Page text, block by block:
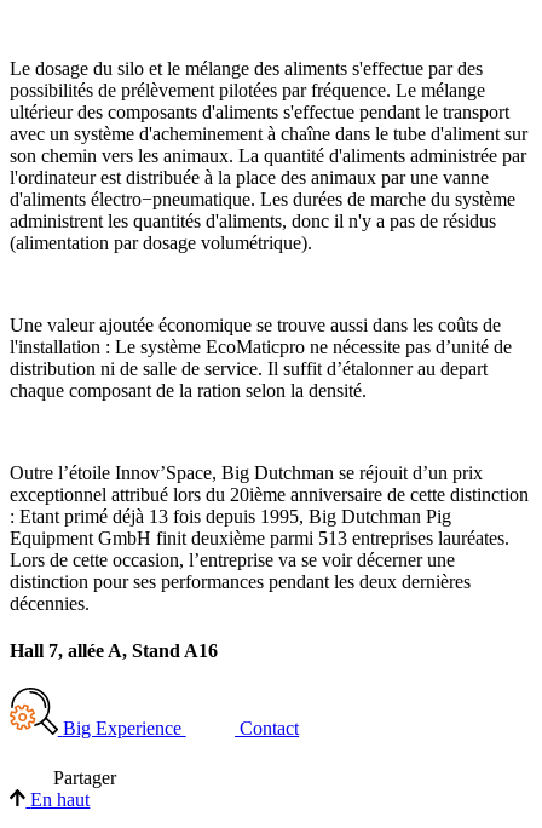
Le dosage du silo et le mélange des aliments s'effectue par des
possibilités de prélèvement pilotées par fréquence. Le mélange
ultérieur des composants d'aliments s'effectue pendant le transport
avec un système d'acheminement à chaîne dans le tube d'aliment sur
son chemin vers les animaux. La quantité d'aliments administrée par
l'ordinateur est distribuée à la place des animaux par une vanne
d'aliments électro−pneumatique. Les durées de marche du système
administrent les quantités d'aliments, donc il n'y a pas de résidus
(alimentation par dosage volumétrique).
Une valeur ajoutée économique se trouve aussi dans les coûts de
l'installation : Le système EcoMaticpro ne nécessite pas d’unité de
distribution ni de salle de service. Il suffit d’étalonner au depart
chaque composant de la ration selon la densité.
Outre l’étoile Innov’Space, Big Dutchman se réjouit d’un prix
exceptionnel attribué lors du 20ième anniversaire de cette distinction
: Etant primé déjà 13 fois depuis 1995, Big Dutchman Pig
Equipment GmbH finit deuxième parmi 513 entreprises lauréates.
Lors de cette occasion, l’entreprise va se voir décerner une
distinction pour ses performances pendant les deux dernières
décennies.
Hall 7, allée A, Stand A16
Big Experience Contact
Partager
En haut